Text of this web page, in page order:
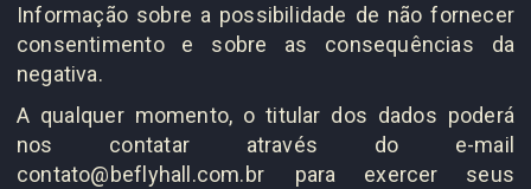
Informação sobre a possibilidade de não fornecer
consentimento e sobre as consequências da
negativa.
A qualquer momento, o titular dos dados poderá
nos contatar através do e-mail
contato@beflyhall.com.br para exercer seus